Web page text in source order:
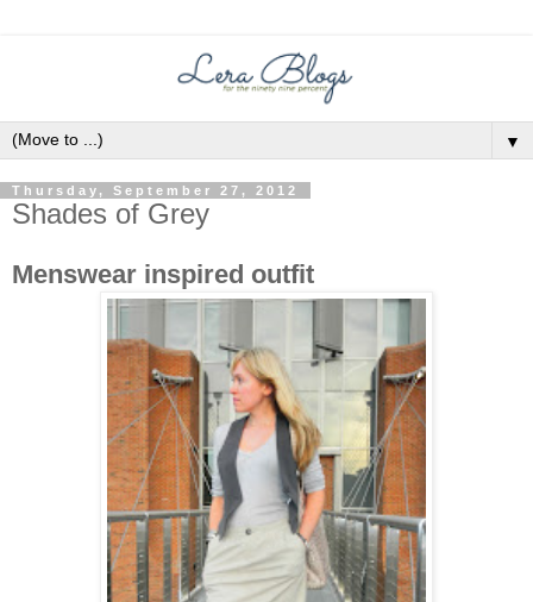
▼
Thursday, September 27, 2012
Shades of Grey
Menswear inspired outfit